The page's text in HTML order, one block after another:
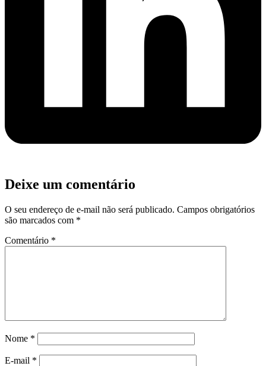
Deixe um comentário
O seu endereço de e-mail não será publicado. Campos obrigatórios
são marcados com *
Comentário *
Nome *
E-mail *